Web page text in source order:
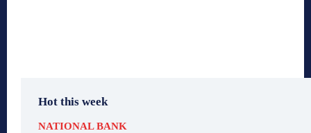
Hot this week
NATIONAL BANK